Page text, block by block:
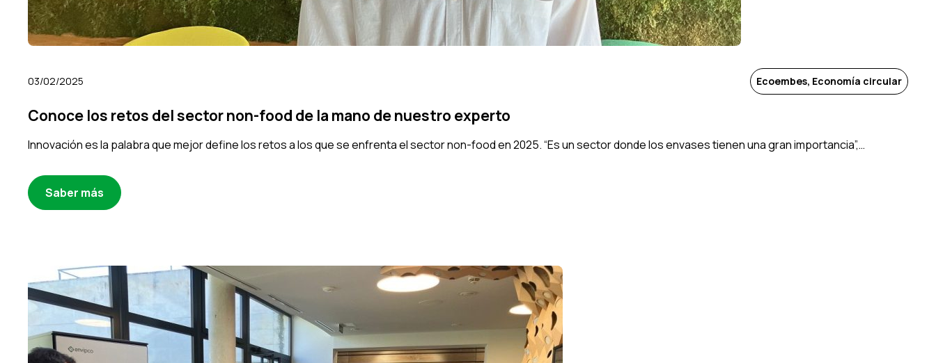
03/02/2025 Ecoembes, Economía circular
Conoce los retos del sector non-food de la mano de nuestro experto
Innovación es la palabra que mejor define los retos a los que se enfrenta el sector non-food en 2025. “Es un sector donde los envases tienen una gran importancia”,…
Saber más